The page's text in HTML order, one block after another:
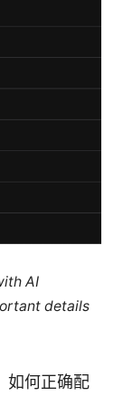
AI
details
如何正确配